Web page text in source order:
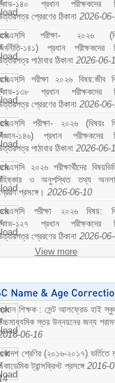
১৪০ প্রধান পরীক্ষকদের
প্রেরণের ঠিকানা 2026-
পরীক্ষা- ২০২৬
১৪১) প্রধান পরীক্ষকদের
পাঠাবার ঠিকানা 2026-06-
পরীক্ষা ২০২৬ বিষয়:জীব
১৩৮ প্রধান পরীক্ষকদের
প্রেরণের ঠিকানা 2026-
পরীক্ষা- ২০২৬ (বিষয়ঃ
১৪৬) প্রধান পরীক্ষকদের
পাঠাবার ঠিকানা 2026-06-
২০২৬ পরীক্ষার্থীদের
ও অনুপস্থিত তথ্য
প্রসঙ্গে। 2026-06-10
পরীক্ষা ২০২৬ বিষয়:
১২৭ প্রধান পরীক্ষকদের
প্রেরণের ঠিকানা 2026-
View more
শিক্ষক : সেন্ট আলফ্রেড হাই
স্তর উন্নয়নের জন্য
06-16
শ্রেণির (২০১৬-২০১৭) ভর্তিতে
ট্রান্সক্রিপ্ট প্রসঙ্গে 2016-